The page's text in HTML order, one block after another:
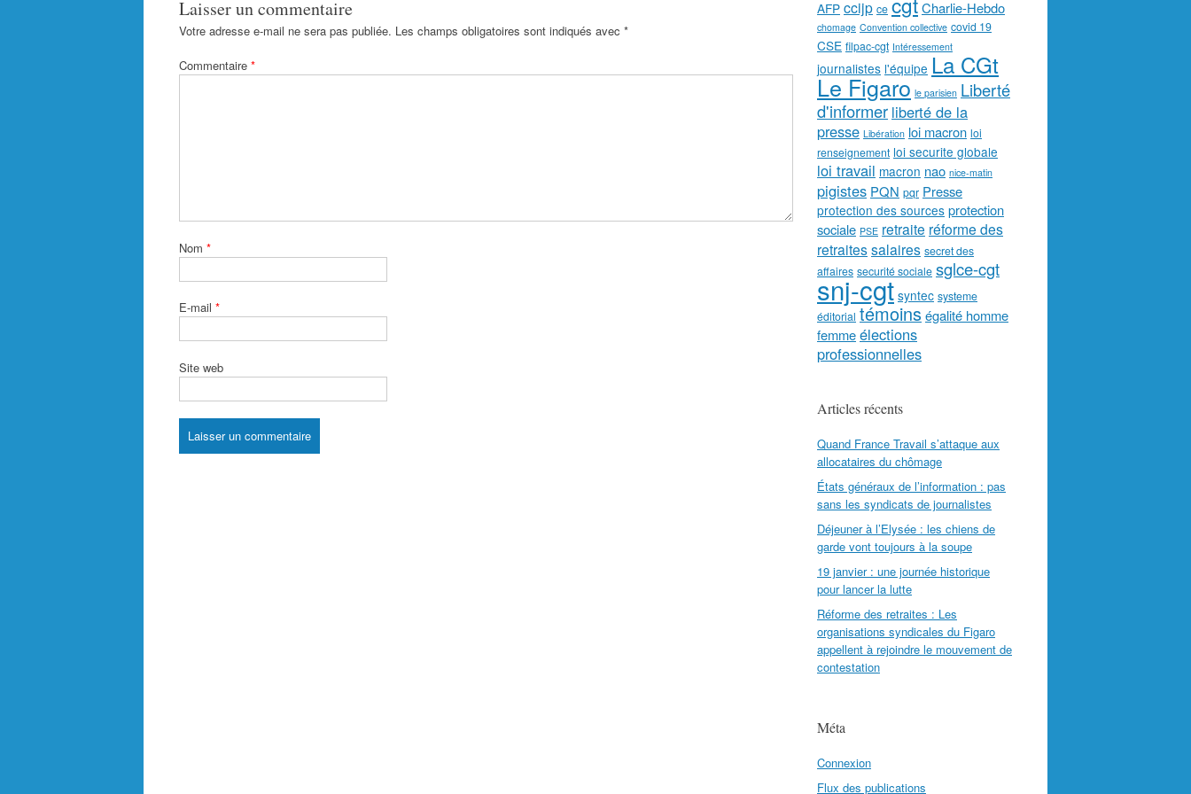
Laisser un commentaire
Votre adresse e-mail ne sera pas publiée. Les champs obligatoires sont indiqués avec *
Commentaire *
Nom *
E-mail *
Site web
AFP ccijp ce Charlie-Hebdo
chomage Convention collective covid 19
CSE filpac-cgt Intéressement
journalistes l'équipe La CGt
Le Figaro le parisien Liberté
d'informer liberté de la
presse Libération loi macron loi
renseignement loi securite globale
loi travail macron nao nice-matin
pigistes PQN pqr Presse
protection des sources protection
sociale PSE retraite réforme des
retraitessalaires secret des
affaires securité sociale sglce-cgt
snj-cgt syntec systeme
éditorial témoins égalité homme
femmeélections
professionnelles
Articles récents
Quand France Travail s’attaque aux
allocataires du chômage
États généraux de l’information : pas
sans les syndicats de journalistes
Déjeuner à l’Elysée : les chiens de
garde vont toujours à la soupe
19 janvier : une journée historique
pour lancer la lutte
Réforme des retraites : Les
organisations syndicales du Figaro
appellent à rejoindre le mouvement de
contestation
Méta
Connexion
Flux des publications